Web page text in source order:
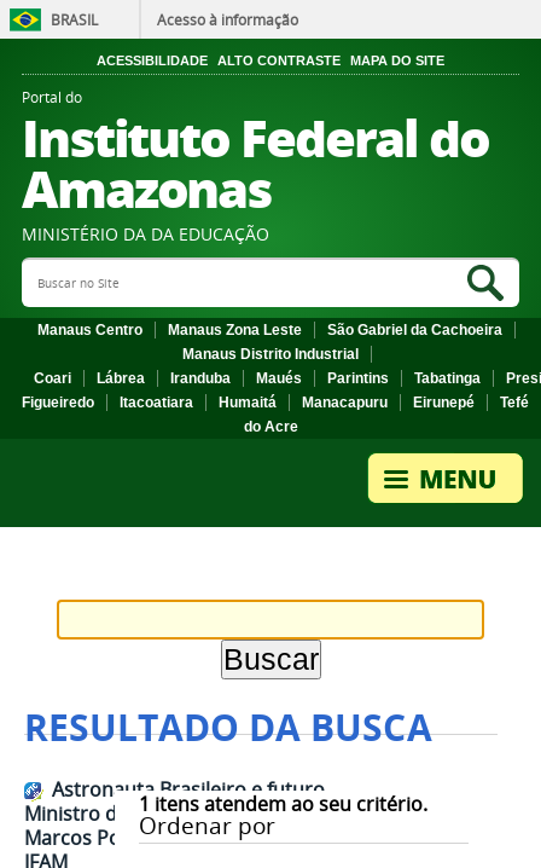
BRASIL Acesso à informação
ACESSIBILIDADE ALTO CONTRASTE MAPA DO SITE
Portal do
Instituto Federal do
Amazonas
MINISTÉRIO DA DA EDUCAÇÃO
Search Site
Manaus Centro Manaus Zona Leste
São Gabriel da Cachoeira
Manaus Distrito Industrial
Coari
Lábrea Iranduba Maués Parintins Tabatinga
Figueiredo
Itacoatiara Humaitá Manacapuru Eirunepé
Tefé
do Acre
RESULTADO DA BUSCA
1 itens atendem ao seu critério.
Ordenar por
Astronauta Brasileiro e futuro
Ministro de Ciência e Tecnologia
Marcos Pontes da palestra no
IFAM